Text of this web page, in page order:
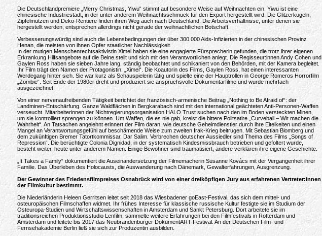
Die Deutschlandpremiere „Merry Christmas, Yiwu“ stimmt auf besondere Weise auf Weihnachten ein. Yiwu ist eine
chinesische Industriestadt, in der unter anderem Weihnachtsschmuck für den Export hergestellt wird. Die Glitzerkugeln,
Zipfelmützen und Deko-Rentiere finden ihren Weg auch nach Deutschland. Die Arbeitsverhältnisse, unter denen sie
hergestellt werden, entsprechen allerdings nicht gerade der weihnachtlichen Botschaft.
Verbesserungswürdig sind auch die Lebensbedingungen der über 300.000 Aids-Infizierten in der chinesischen Provinz
Henan, die meisten von ihnen Opfer staatlicher Nachlässigkeit.
In der mutigen Menschenrechtsaktivistin Ximei haben sie eine engagierte Fürsprecherin gefunden, die trotz ihrer eigenen
Erkrankung Hilfsangebote auf die Beine stellt und sich mit den Verantwortlichen anlegt. Die Regisseur:innen Andy Cohen und
Gaylen Ross haben sie sieben Jahre lang, ständig beobachtet und schikaniert von den Behörden, mit der Kamera begleitet.
Ihr Film trägt den Namen der Protagonistin: „Ximei“. Die Koautorin des Films, Gaylen Ross, hat einen interessanten
Werdegang hinter sich. Sie war kurz als Schauspielerin tätig und spielte eine der Hauptrollen in George Romeros Horrorfilm
„Zombie“. Seit Ende der 1980er dreht und produziert sie anspruchsvolle Dokumentarfilme und wurde mehrfach
ausgezeichnet.
Von einer nervenaufreibenden Tätigkeit berichtet der französisch-armenische Beitrag „Nothing to Be Afraid of“: der
Landminen-Entschärfung. Ganze Waldflächen in Bergkarabach sind mit den international geächteten Anti-Personen-Waffen
verseucht. Mitarbeiterinnen der Nichtregierungsorganisation HALO Trust suchen nach den im Boden versteckten Minen,
um sie kontrolliert sprengen zu können. Um Waffen, die es nie gab, kreist die bittere Politsatire „Curveball – Wir machen die
Wahrheit“. An Tatsachen angelehnt erinnert der Film daran, wie deutsche Geheimdienstler durch ihre Eitelkeiten und einen
Mangel an Verantwortungsgefühl auf beschämende Weise zum zweiten Irak-Krieg beitrugen. Mit Sebastian Blomberg und
dem zukünftigen Bremer Tatortkommissar, Dar Salim. Verbrechen deutscher Aussiedler sind Thema des Films „Songs of
Repression“. Die berüchtigte Colonia Dignidad, in der systematisch Kindesmissbrauch betrieben und gefoltert wurde,
besteht weiter, heute unter anderem Namen. Einige Bewohner sind traumatisiert, andere verklären ihre eigene Geschichte.
„It Takes a Family“ dokumentiert die Auseinandersetzung der Filmemacherin Susanne Kovács mit der Vergangenheit ihrer
Familie. Das Überleben des Holocausts, die Auswanderung nach Dänemark, Gewalterfahrungen, Ausgrenzung.
Der Gewinner des Friedensfilmpreises Osnabrück wird von einer dreiköpfigen Jury aus erfahrenen Vertreter:innen
der Filmkultur bestimmt.
Die Niederländerin Heleen Gerritsen leitet seit 2018 das Wiesbadener goEast-Festival, das sich dem mittel- und
osteuropäischen Filmschaffen widmet. Ihr frühes Interesse für klassische russische Kultur festigte sie im Studium der
Osteuropa-Studien und Wirtschaftswissenschaften in Amsterdam und Sankt Petersburg. Dort arbeitete sie im
traditionsreichen Produktionsstudio Lenfilm, sammelte weitere Erfahrungen bei den Filmfestivals in Rotterdam und
Amsterdam und leitete bis 2017 das Neubrandenburger DokumentART-Festival. An der Deutschen Film- und
Fernsehakademie Berlin ließ sie sich zur Produzentin ausbilden.